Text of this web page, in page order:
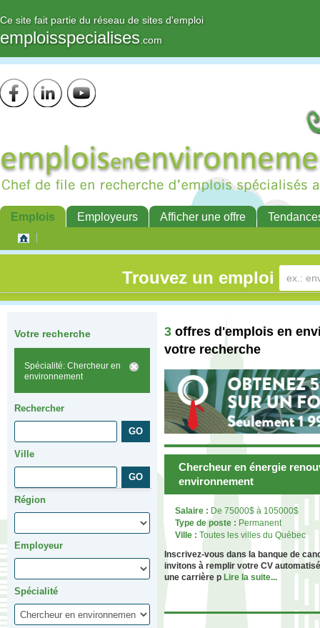
Ce site fait partie du réseau de sites d'emploi
emploisspecialises .com
Emplois Employeurs Afficher une offre
Trouvez un emploi
Votre recherche
Spécialité: Chercheur en
environnement
Rechercher
Ville
Région
Employeur
Spécialité
3 offres d'emplois en
votre recherche
Chercheur en énergie
environnement
Salaire : De 75000$ à 105000$
Type de poste : Permanent
Ville : Toutes les villes du Québec
Inscrivez-vous dans la banque de
invitons à remplir votre CV
une carrière p Lire la suite...